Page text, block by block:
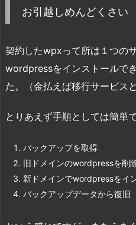
お引越しめんどくさい
契約したwpxって所は１つの
wordpressをインストールで
た。（金払えば移行サービス
とりあえず手順としては簡単
バックアップを取得
旧ドメインのwordpressを削
新ドメインでwordpressをイ
バックアップデータから復旧